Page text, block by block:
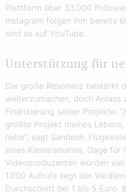
Plattform über 33.000
Instagram folgen ihm bereits
sind es auf YouTube.
Unterstützung für
Die große Resonanz bestärkt
weiterzumachen, doch Anlass
Finanzierung seiner Projekte.
größte Projekt meines
habe", sagt Sandesh.
eines Kameramanns, Gage für
Videoproduzenten würden
1.000 Aufrufe liegt der
Durchschnitt bei 1 bis 5 Euro.